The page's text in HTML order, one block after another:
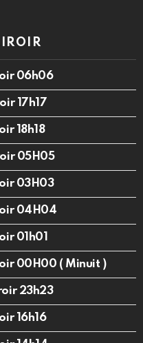
06h06
17h17
18h18
05H05
03H03
04H04
01h01
00H00 ( Minuit )
23h23
16h16